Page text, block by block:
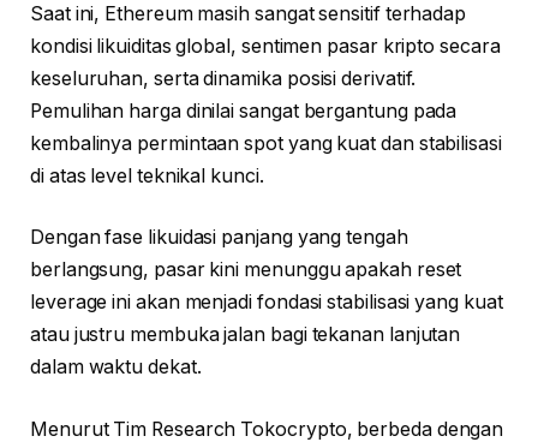
Saat ini, Ethereum masih sangat sensitif terhadap
kondisi likuiditas global, sentimen pasar kripto secara
keseluruhan, serta dinamika posisi derivatif.
Pemulihan harga dinilai sangat bergantung pada
kembalinya permintaan spot yang kuat dan stabilisasi
di atas level teknikal kunci.
Dengan fase likuidasi panjang yang tengah
berlangsung, pasar kini menunggu apakah reset
leverage ini akan menjadi fondasi stabilisasi yang kuat
atau justru membuka jalan bagi tekanan lanjutan
dalam waktu dekat.
Menurut Tim Research Tokocrypto, berbeda dengan